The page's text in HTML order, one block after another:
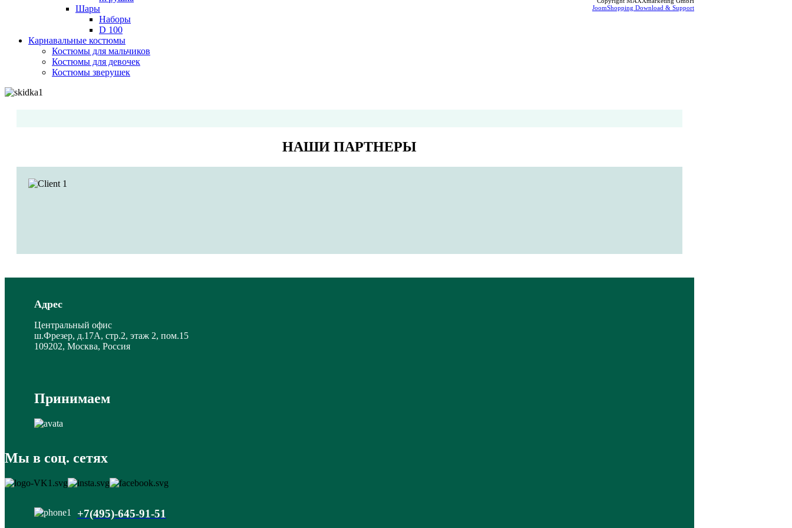
Шары
Наборы
D 100
Карнавальные костюмы
Костюмы для мальчиков
Костюмы для девочек
Костюмы зверушек
JoomShopping Download & Support
НАШИ ПАРТНЕРЫ
Адрес
Центральный офис
ш.Фрезер, д.17А, стр.2, этаж 2, пом.15
109202, Москва, Россия
Принимаем
Мы в соц. сетях
+7(495)-645-91-51